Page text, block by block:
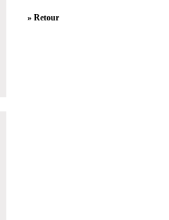
» Retour